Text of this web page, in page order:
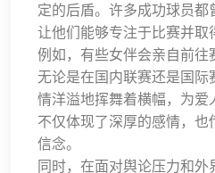
定的后盾。许多成功球员
让他们能够专注于比赛并取
例如，有些女伴会亲自前往
无论是在国内联赛还是国
情洋溢地挥舞着横幅，为
不仅体现了深厚的感情，
信念。
同时，在面对舆论压力和